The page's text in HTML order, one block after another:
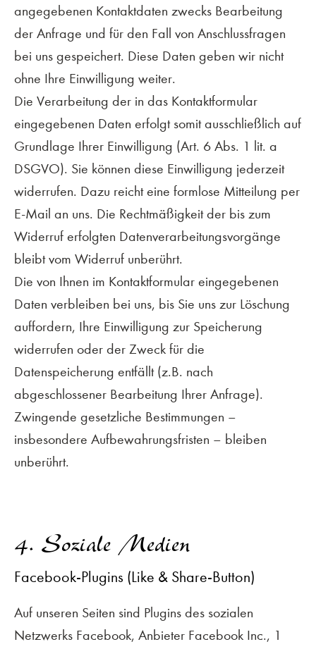
angegebenen Kontaktdaten zwecks Bearbeitung
der Anfrage und für den Fall von Anschlussfragen
bei uns gespeichert. Diese Daten geben wir nicht
ohne Ihre Einwilligung weiter.
Die Verarbeitung der in das Kontaktformular
eingegebenen Daten erfolgt somit ausschließlich auf
Grundlage Ihrer Einwilligung (Art. 6 Abs. 1 lit. a
DSGVO). Sie können diese Einwilligung jederzeit
widerrufen. Dazu reicht eine formlose Mitteilung per
E-Mail an uns. Die Rechtmäßigkeit der bis zum
Widerruf erfolgten Datenverarbeitungsvorgänge
bleibt vom Widerruf unberührt.
Die von Ihnen im Kontaktformular eingegebenen
Daten verbleiben bei uns, bis Sie uns zur Löschung
auffordern, Ihre Einwilligung zur Speicherung
widerrufen oder der Zweck für die
Datenspeicherung entfällt (z.B. nach
abgeschlossener Bearbeitung Ihrer Anfrage).
Zwingende gesetzliche Bestimmungen –
insbesondere Aufbewahrungsfristen – bleiben
unberührt.
4. Soziale Medien
Facebook-Plugins (Like & Share-Button)
Auf unseren Seiten sind Plugins des sozialen
Netzwerks Facebook, Anbieter Facebook Inc., 1